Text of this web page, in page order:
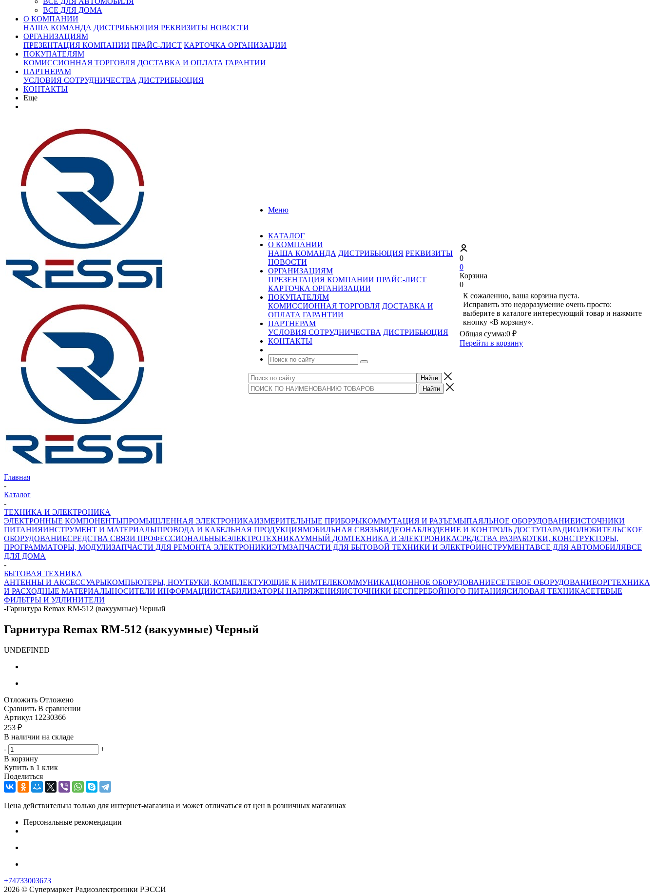
ВСЕ ДЛЯ ДОМА
О КОМПАНИИ
НАША КОМАНДА ДИСТРИБЬЮЦИЯ РЕКВИЗИТЫ НОВОСТИ
ОРГАНИЗАЦИЯМ
ПРЕЗЕНТАЦИЯ КОМПАНИИ ПРАЙС-ЛИСТ КАРТОЧКА ОРГАНИЗАЦИИ
ПОКУПАТЕЛЯМ
КОМИССИОННАЯ ТОРГОВЛЯ ДОСТАВКА И ОПЛАТА ГАРАНТИИ
ПАРТНЕРАМ
УСЛОВИЯ СОТРУДНИЧЕСТВА ДИСТРИБЬЮЦИЯ
КОНТАКТЫ
Еще
Меню
КАТАЛОГ
О КОМПАНИИ
НАША КОМАНДА ДИСТРИБЬЮЦИЯ РЕКВИЗИТЫ
НОВОСТИ
ОРГАНИЗАЦИЯМ
ПРЕЗЕНТАЦИЯ КОМПАНИИ ПРАЙС-ЛИСТ
КАРТОЧКА ОРГАНИЗАЦИИ
ПОКУПАТЕЛЯМ
КОМИССИОННАЯ ТОРГОВЛЯ ДОСТАВКА И
ОПЛАТА ГАРАНТИИ
ПАРТНЕРАМ
УСЛОВИЯ СОТРУДНИЧЕСТВА ДИСТРИБЬЮЦИЯ
КОНТАКТЫ
0
0
Корзина
0
К сожалению, ваша корзина пуста.
Исправить это недоразумение очень просто:
выберите в каталоге интересующий товар и нажмите
кнопку «В корзину».
Общая сумма:0 ₽
Перейти в корзину
Главная
-
Каталог
-
ТЕХНИКА И ЭЛЕКТРОНИКА
ЭЛЕКТРОННЫЕ КОМПОНЕНТЫПРОМЫШЛЕННАЯ ЭЛЕКТРОНИКАИЗМЕРИТЕЛЬНЫЕ ПРИБОРЫКОММУТАЦИЯ И РАЗЪЕМЫПАЯЛЬНОЕ ОБОРУДОВАНИЕИСТОЧНИКИ
ПИТАНИЯИНСТРУМЕНТ И МАТЕРИАЛЫПРОВОДА И КАБЕЛЬНАЯ ПРОДУКЦИЯМОБИЛЬНАЯ СВЯЗЬВИДЕОНАБЛЮДЕНИЕ И КОНТРОЛЬ ДОСТУПАРАДИОЛЮБИТЕЛЬСКОЕ
ОБОРУДОВАНИЕСРЕДСТВА СВЯЗИ ПРОФЕССИОНАЛЬНЫЕЭЛЕКТРОТЕХНИКАУМНЫЙ ДОМТЕХНИКА И ЭЛЕКТРОНИКАСРЕДСТВА РАЗРАБОТКИ, КОНСТРУКТОРЫ,
ПРОГРАММАТОРЫ, МОДУЛИЗАПЧАСТИ ДЛЯ РЕМОНТА ЭЛЕКТРОНИКИЭТМЗАПЧАСТИ ДЛЯ БЫТОВОЙ ТЕХНИКИ И ЭЛЕКТРОИНСТРУМЕНТАВСЕ ДЛЯ АВТОМОБИЛЯВСЕ
ДЛЯ ДОМА
-
БЫТОВАЯ ТЕХНИКА
АНТЕННЫ И АКСЕССУАРЫКОМПЬЮТЕРЫ, НОУТБУКИ, КОМПЛЕКТУЮЩИЕ К НИМТЕЛЕКОММУНИКАЦИОННОЕ ОБОРУДОВАНИЕСЕТЕВОЕ ОБОРУДОВАНИЕОРГТЕХНИКА
И РАСХОДНЫЕ МАТЕРИАЛЫНОСИТЕЛИ ИНФОРМАЦИИСТАБИЛИЗАТОРЫ НАПРЯЖЕНИЯИСТОЧНИКИ БЕСПЕРЕБОЙНОГО ПИТАНИЯСИЛОВАЯ ТЕХНИКАСЕТЕВЫЕ
ФИЛЬТРЫ И УДЛИНИТЕЛИ
-Гарнитура Remax RM-512 (вакуумные) Черный
Гарнитура Remax RM-512 (вакуумные) Черный
UNDEFINED
Отложить Отложено
Сравнить В сравнении
Артикул 12230366
253 ₽
В наличии на складе
-
+
В корзину
Купить в 1 клик
Поделиться
Цена действительна только для интернет-магазина и может отличаться от цен в розничных магазинах
Персональные рекомендации
+74733003673
2026 © Супермаркет Радиоэлектроники РЭССИ